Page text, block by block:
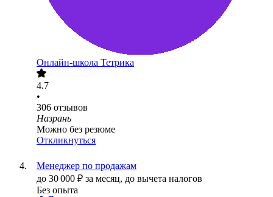
Онлайн-школа Тетрика
4.7
•
306 отзывов
Назрань
Можно без резюме
Откликнуться
Менеджер по продажам
до 30 000 ₽ за месяц, до вычета налогов
Без опыта